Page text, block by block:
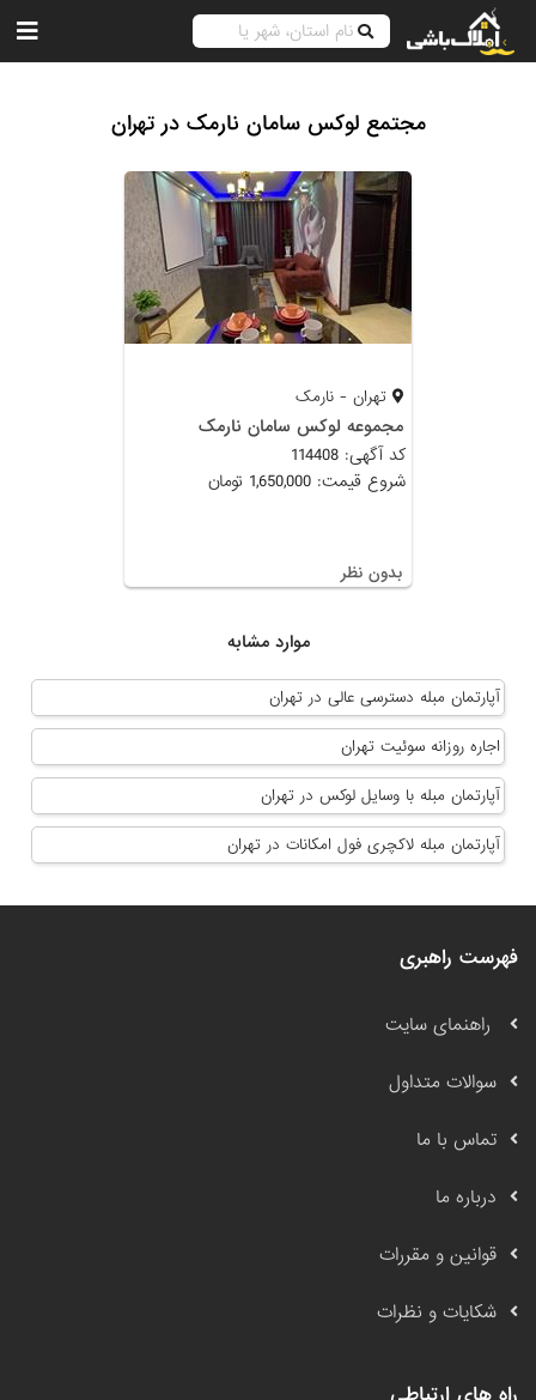
مجتمع لوکس سامان نارمک در تهران
تهران - نارمک
مجموعه لوکس سامان نارمک
کد آگهی: 114408
شروع قیمت: 1,650,000 تومان
بدون نظر
موارد مشابه
آپارتمان مبله دسترسی عالی در تهران
اجاره روزانه سوئیت تهران
آپارتمان مبله با وسایل لوکس در تهران
آپارتمان مبله لاکچری فول امکانات در تهران
فهرست راهبری
راهنمای سایت
سوالات متداول
تماس با ما
درباره ما
قوانین و مقررات
شکایات و نظرات